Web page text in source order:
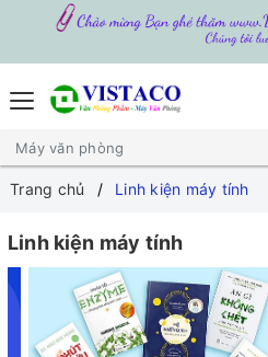
Trang chủ Linh kiện máy tính
Linh kiện máy tính